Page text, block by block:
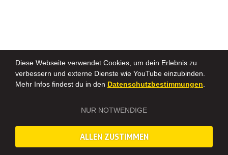
Diese Webseite verwendet Cookies, um dein Erlebnis zu
verbessern und externe Dienste wie YouTube einzubinden.
Mehr Infos findest du in den Datenschutzbestimmungen.
NUR NOTWENDIGE
ALLEN ZUSTIMMEN